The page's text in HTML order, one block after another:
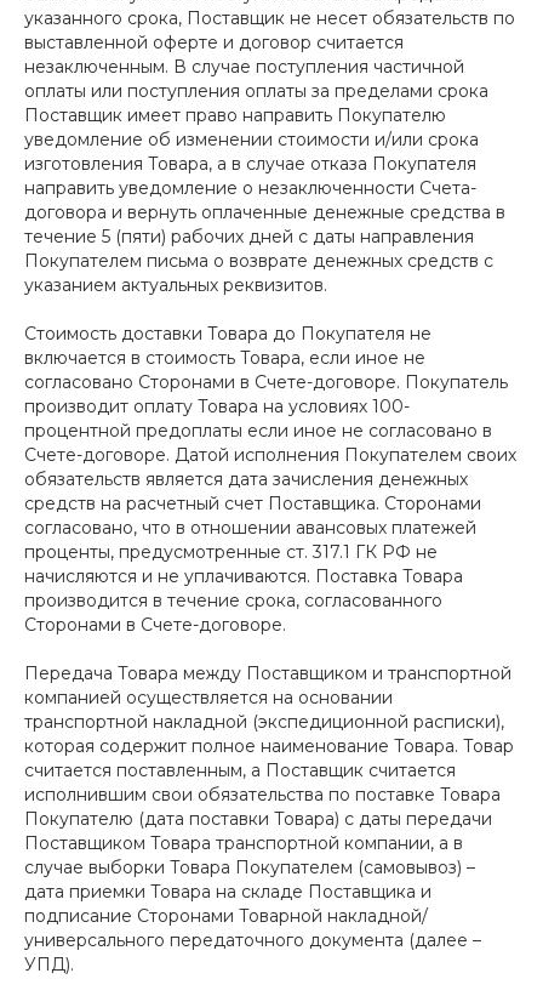
указанного срока, Поставщик не несет обязательств по
выставленной оферте и договор считается
незаключенным. В случае поступления частичной
оплаты или поступления оплаты за пределами срока
Поставщик имеет право направить Покупателю
уведомление об изменении стоимости и/или срока
изготовления Товара, а в случае отказа Покупателя
направить уведомление о незаключенности Счета-
договора и вернуть оплаченные денежные средства в
течение 5 (пяти) рабочих дней с даты направления
Покупателем письма о возврате денежных средств с
указанием актуальных реквизитов.
Стоимость доставки Товара до Покупателя не
включается в стоимость Товара, если иное не
согласовано Сторонами в Счете-договоре. Покупатель
производит оплату Товара на условиях 100-
процентной предоплаты если иное не согласовано в
Счете-договоре. Датой исполнения Покупателем своих
обязательств является дата зачисления денежных
средств на расчетный счет Поставщика. Сторонами
согласовано, что в отношении авансовых платежей
проценты, предусмотренные ст. 317.1 ГК РФ не
начисляются и не уплачиваются. Поставка Товара
производится в течение срока, согласованного
Сторонами в Счете-договоре.
Передача Товара между Поставщиком и транспортной
компанией осуществляется на основании
транспортной накладной (экспедиционной расписки),
которая содержит полное наименование Товара. Товар
считается поставленным, а Поставщик считается
исполнившим свои обязательства по поставке Товара
Покупателю (дата поставки Товара) с даты передачи
Поставщиком Товара транспортной компании, а в
случае выборки Товара Покупателем (самовывоз) –
дата приемки Товара на складе Поставщика и
подписание Сторонами Товарной накладной/
универсального передаточного документа (далее –
УПД).